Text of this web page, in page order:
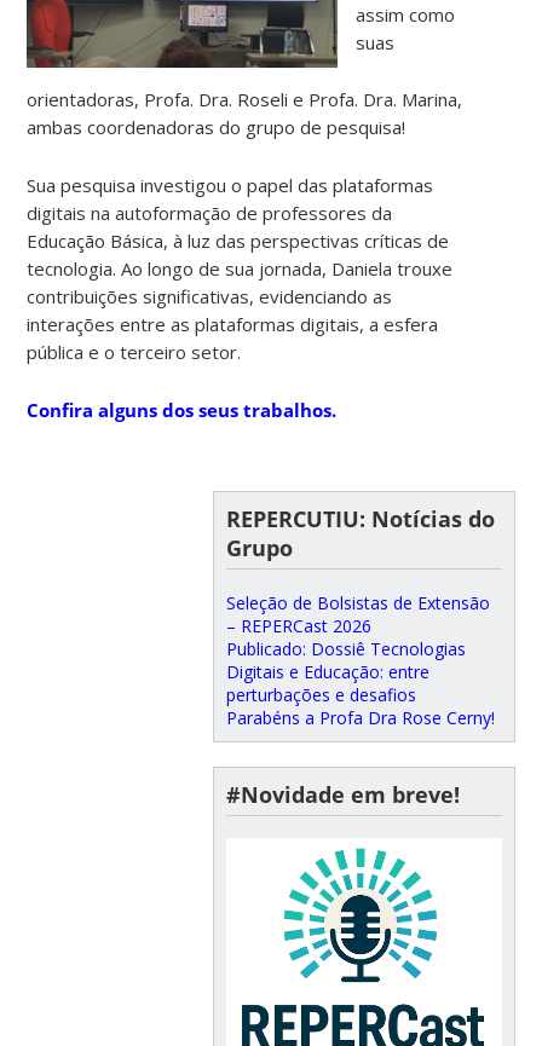
assim como
suas
orientadoras, Profa. Dra. Roseli e Profa. Dra. Marina,
ambas coordenadoras do grupo de pesquisa!
Sua pesquisa investigou o papel das plataformas
digitais na autoformação de professores da
Educação Básica, à luz das perspectivas críticas de
tecnologia. Ao longo de sua jornada, Daniela trouxe
contribuições significativas, evidenciando as
interações entre as plataformas digitais, a esfera
pública e o terceiro setor.
Confira alguns dos seus trabalhos.
REPERCUTIU: Notícias do
Grupo
Seleção de Bolsistas de Extensão
– REPERCast 2026
Publicado: Dossiê Tecnologias
Digitais e Educação: entre
perturbações e desafios
Parabéns a Profa Dra Rose Cerny!
#Novidade em breve!